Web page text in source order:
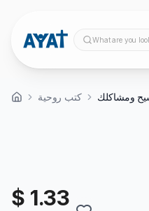
What are you
كتب روحية ومشاكلك
$ 1.33